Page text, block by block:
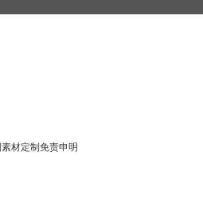
素材定制 免责申明